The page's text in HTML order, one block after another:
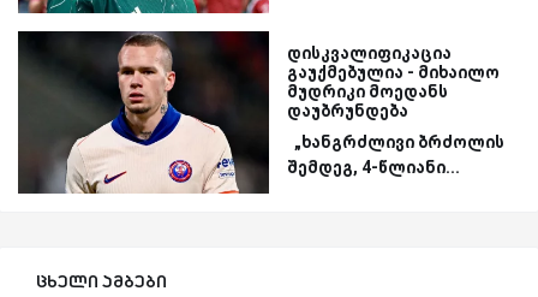
დისკვალიფიკაცია
გაუქმებულია - მიხაილო
მუდრიკი მოედანს
დაუბრუნდება
„ხანგრძლივი ბრძოლის
შემდეგ, 4-წლიანი...
ცხელი ამბები